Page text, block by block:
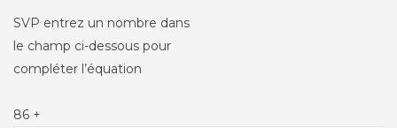
SVP entrez un nombre dans
le champ ci-dessous pour
compléter l’équation
86 +